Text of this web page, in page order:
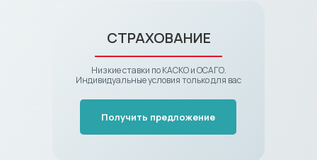
СТРАХОВАНИЕ
Низкие ставки по КАСКО и ОСАГО.
Индивидуальные условия только для вас
Получить предложение